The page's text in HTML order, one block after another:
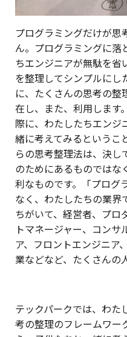
プログラミングだけが思
ん。プログラミングに
ちエンジニアが無駄を省
を整理してシンプルにし
に、たくさんの思考の
在し、また、利用します
際に、わたしたちエン
緒に考えてみるという
らの思考整理法は、決し
のためにあるものではな
利なものです。「プログ
なく、わたしたちの業界
ちがいて、経営者、プロ
トマネージャー、コン
ア、フロントエンジニア
業などなど、たくさんの
テックパークでは、わた
考の整理のフレームワー